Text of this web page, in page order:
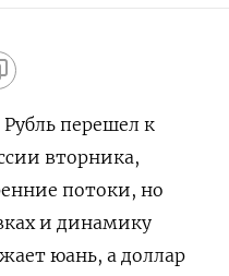
перешел к
вторника,
потоки, но
и динамику
юань, а доллар